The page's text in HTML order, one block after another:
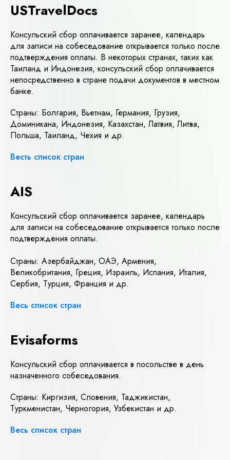
USTravelDocs
Консульский сбор оплачивается заранее, календарь
для записи на собеседование открывается только после
подтверждения оплаты. В некоторых странах, таких как
Таиланд и Индонезия, консульский сбор оплачивается
непосредственно в стране подачи документов в местном
банке.
Страны: Болгария, Вьетнам, Германия, Грузия,
Доминикана, Индонезия, Казахстан, Латвия, Литва,
Польша, Таиланд, Чехия и др.
Весть список стран
AIS
Консульский сбор оплачивается заранее, календарь
для записи на собеседование открывается только после
подтверждения оплаты.
Страны: Азербайджан, ОАЭ, Армения,
Великобритания, Греция, Израиль, Испания, Италия,
Сербия, Турция, Франция и др.
Весь список стран
Evisaforms
Консульский сбор оплачивается в посольстве в день
назначенного собеседования.
Страны: Киргизия, Словения, Таджикистан,
Туркменистан, Черногория, Узбекистан и др.
Весь список стран